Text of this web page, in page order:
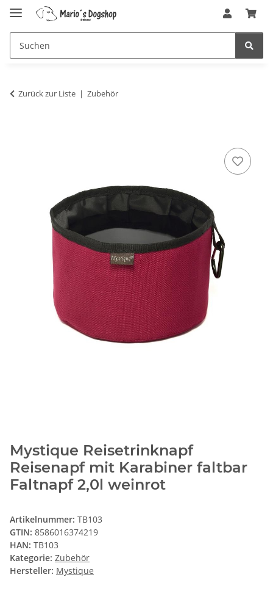
Zurück zur Liste Zubehör
Mystique Reisetrinknapf
Reisenapf mit Karabiner faltbar
Faltnapf 2,0l weinrot
Artikelnummer: TB103
GTIN: 8586016374219
HAN: TB103
Kategorie: Zubehör
Hersteller: Mystique